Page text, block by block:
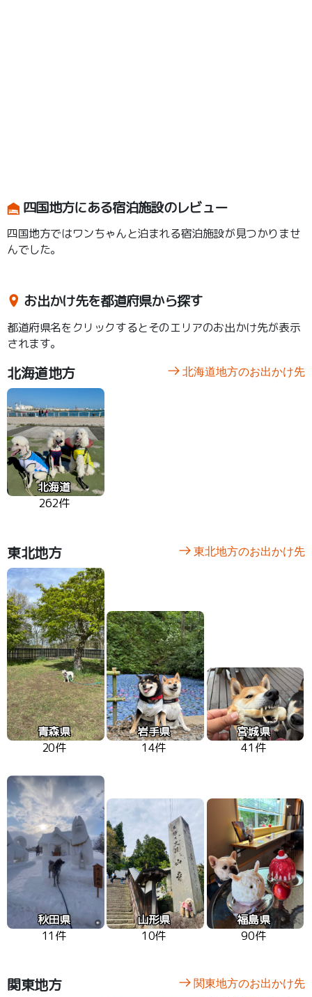
四国地方にある宿泊施設のレビュー
四国地方ではワンちゃんと泊まれる宿泊施設が見つかりませ
んでした。
お出かけ先を都道府県から探す
都道府県名をクリックするとそのエリアのお出かけ先が表示
されます。
北海道地方 北海道地方のお出かけ先
北海道
262件
東北地方 東北地方のお出かけ先
青森県
20件
岩手県
14件
宮城県
41件
秋田県
11件
山形県
10件
福島県
90件
関東地方 関東地方のお出かけ先